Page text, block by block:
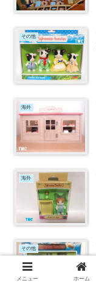
その他
海外
海外
その他
メニュー ホーム